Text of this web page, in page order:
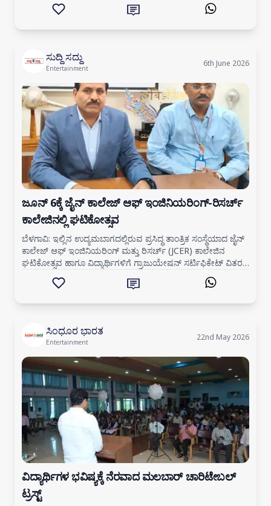
ಸುದ್ದಿ ಸದ್ದು
Entertainment 6th June 2026
ಜೂನ್‌ 6ಕ್ಕೆ ಜೈನ್ ಕಾಲೇಜ್ ಆಫ್ ಇಂಜಿನಿಯರಿಂಗ್-ರಿಸರ್ಚ್
ಕಾಲೇಜಿನಲ್ಲಿ ಘಟಿಕೋತ್ಸವ
ಬೆಳಗಾವಿ: ಇಲ್ಲಿನ ಉದ್ಯಮಬಾಗದಲ್ಲಿರುವ ಪ್ರಸಿದ್ಧ ತಾಂತ್ರಿಕ ಸಂಸ್ಥೆಯಾದ ಜೈನ್
ಕಾಲೇಜ್ ಆಫ್ ಇಂಜಿನಿಯರಿಂಗ್ ಮತ್ತು ರಿಸರ್ಚ್ (JCER) ಕಾಲೇಜಿನ
ಘಟಿಕೋತ್ಸವ ಹಾಗೂ ವಿದ್ಯಾರ್ಥಿಗಳಿಗೆ ಗ್ರಾಜುಯೇಷನ್ ಸರ್ಟಿಫಿಕೇಟ್ ವಿತರಣೆ
ಸಮಾರಂಭವನ್ನು ಜೂನ್
ಸಿಂಧೂರ ಭಾರತ
Entertainment 22nd May 2026
ವಿದ್ಯಾರ್ಥಿಗಳ ಭವಿಷ್ಯಕ್ಕೆ ನೆರವಾದ ಮಲಬಾರ್ ಚಾರಿಟೇಬಲ್
ಟ್ರಸ್ಟ್